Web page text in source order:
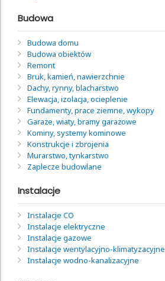
Budowa
Budowa domu
Budowa obiektów
Remont
Bruk, kamień, nawierzchnie
Dachy, rynny, blacharstwo
Elewacja, izolacja, ocieplenie
Fundamenty, prace ziemne, wykopy
Garaże, wiaty, bramy garażowe
Kominy, systemy kominowe
Konstrukcje i zbrojenia
Murarstwo, tynkarstwo
Zaplecze budowlane
Instalacje
Instalacje CO
Instalacje elektryczne
Instalacje gazowe
Instalacje wentylacyjno-klimatyzacyjne
Instalacje wodno-kanalizacyjne